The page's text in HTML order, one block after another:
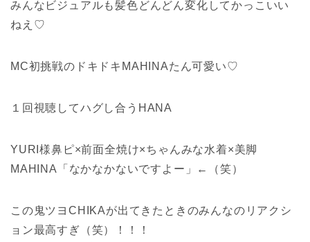
みんなビジュアルも髪色どんどん変化してかっこいい
ねえ♡
MC初挑戦のドキドキMAHINAたん可愛い♡
１回視聴してハグし合うHANA
YURI様鼻ピ×前面全焼け×ちゃんみな水着×美脚
MAHINA「なかなかないですよー」←（笑）
この鬼ツヨCHIKAが出てきたときのみんなのリアクシ
ョン最高すぎ（笑）！！！